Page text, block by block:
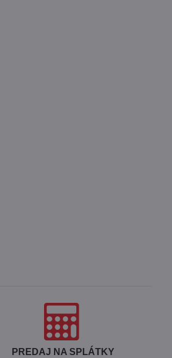
PREDAJ NA SPLÁTKY